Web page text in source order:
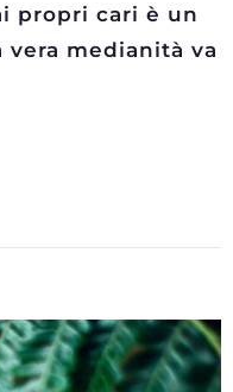
propri cari è un
vera medianità va